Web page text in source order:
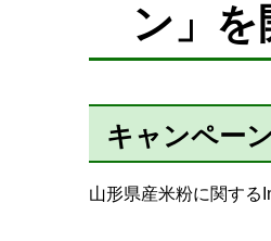
ン」を
キャンペー
山形県産米粉に関する